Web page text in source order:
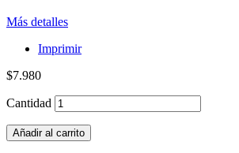
Más detalles
Imprimir
$7.980
Cantidad
Añadir al carrito